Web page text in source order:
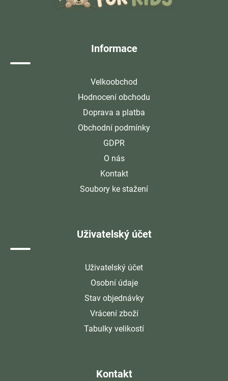
Informace
Velkoobchod
Hodnocení obchodu
Doprava a platba
Obchodní podmínky
GDPR
O nás
Kontakt
Soubory ke stažení
Uživatelský účet
Uživatelský účet
Osobní údaje
Stav objednávky
Vrácení zboží
Tabulky velikostí
Kontakt